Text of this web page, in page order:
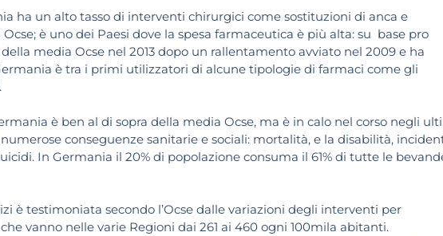
ha un alto tasso di interventi chirurgici come sostituzioni di anca e
è uno dei Paesi dove la spesa farmaceutica è più alta: su base pro
media Ocse nel 2013 dopo un rallentamento avviato nel 2009 e ha
è tra i primi utilizzatori di alcune tipologie di farmaci come gli
è ben al di sopra della media Ocse, ma è in calo nel corso negli
conseguenze sanitarie e sociali: mortalità, e la disabilità,
In Germania il 20% di popolazione consuma il 61% di tutte le
è testimoniata secondo l’Ocse dalle variazioni degli interventi per
vanno nelle varie Regioni dai 261 ai 460 ogni 100mila abitanti.